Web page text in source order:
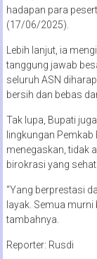
hadapan para
(17/06/2025).
Lebih lanjut, ia
tanggung jawab
seluruh ASN
bersih dan bebas
Tak lupa, Bupati
lingkungan
menegaskan, tidak
birokrasi yang sehat.
“Yang berprestasi
layak. Semua
tambahnya.
Reporter: Rusdi